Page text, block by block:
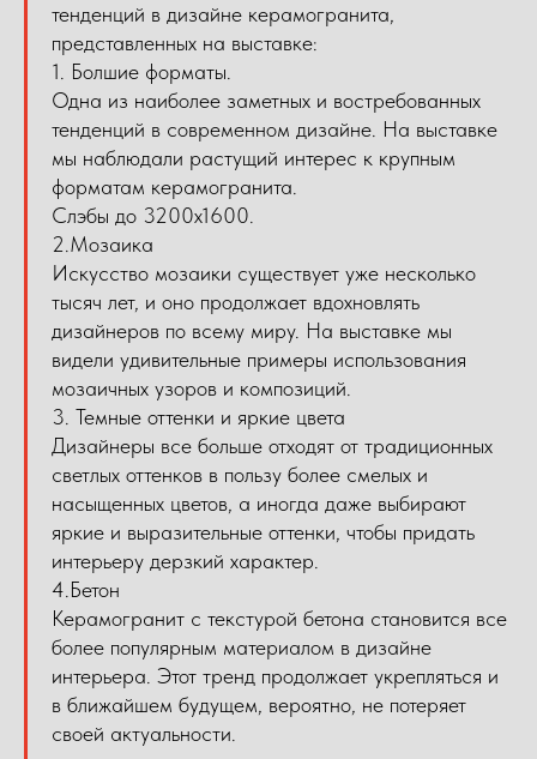
тенденций в дизайне керамогранита,
представленных на выставке:
1. Болшие форматы.
Одна из наиболее заметных и востребованных
тенденций в современном дизайне. На выставке
мы наблюдали растущий интерес к крупным
форматам керамогранита.
Слэбы до 3200x1600.
2.Мозаика
Искусство мозаики существует уже несколько
тысяч лет, и оно продолжает вдохновлять
дизайнеров по всему миру. На выставке мы
видели удивительные примеры использования
мозаичных узоров и композиций.
3. Темные оттенки и яркие цвета
Дизайнеры все больше отходят от традиционных
светлых оттенков в пользу более смелых и
насыщенных цветов, а иногда даже выбирают
яркие и выразительные оттенки, чтобы придать
интерьеру дерзкий характер.
4.Бетон
Керамогранит с текстурой бетона становится все
более популярным материалом в дизайне
интерьера. Этот тренд продолжает укрепляться и
в ближайшем будущем, вероятно, не потеряет
своей актуальности.